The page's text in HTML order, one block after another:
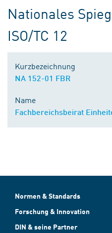
Nationales
ISO/TC 12
Kurzbezeichnung
NA 152-01 FBR
Name
Fachbereichsbeirat
Normen & Standards
Forschung & Innovation
DIN & seine Partner